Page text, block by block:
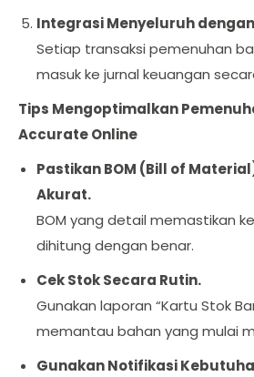
Integrasi Menyeluruh
Setiap transaksi pemenuhan
masuk ke jurnal keuangan
Tips Mengoptimalkan
Accurate Online
Pastikan BOM (Bill of
Akurat.
BOM yang detail memastikan
dihitung dengan benar.
Cek Stok Secara Rutin.
Gunakan laporan “Kartu Stok
memantau bahan yang mulai
Gunakan Notifikasi